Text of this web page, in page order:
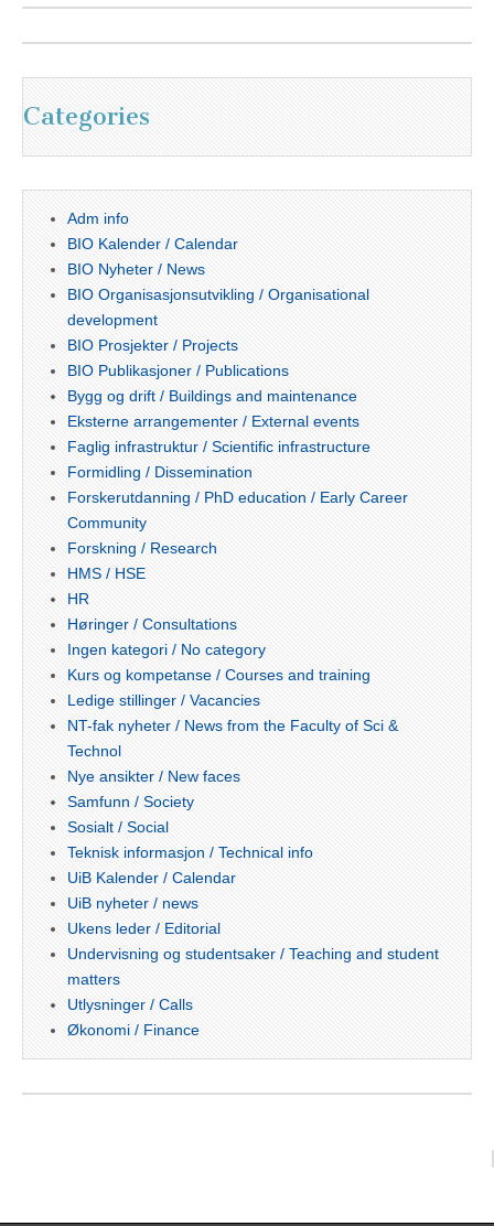
Categories
Adm info
BIO Kalender / Calendar
BIO Nyheter / News
BIO Organisasjonsutvikling / Organisational
development
BIO Prosjekter / Projects
BIO Publikasjoner / Publications
Bygg og drift / Buildings and maintenance
Eksterne arrangementer / External events
Faglig infrastruktur / Scientific infrastructure
Formidling / Dissemination
Forskerutdanning / PhD education / Early Career
Community
Forskning / Research
HMS / HSE
HR
Høringer / Consultations
Ingen kategori / No category
Kurs og kompetanse / Courses and training
Ledige stillinger / Vacancies
NT-fak nyheter / News from the Faculty of Sci &
Technol
Nye ansikter / New faces
Samfunn / Society
Sosialt / Social
Teknisk informasjon / Technical info
UiB Kalender / Calendar
UiB nyheter / news
Ukens leder / Editorial
Undervisning og studentsaker / Teaching and student
matters
Utlysninger / Calls
Økonomi / Finance